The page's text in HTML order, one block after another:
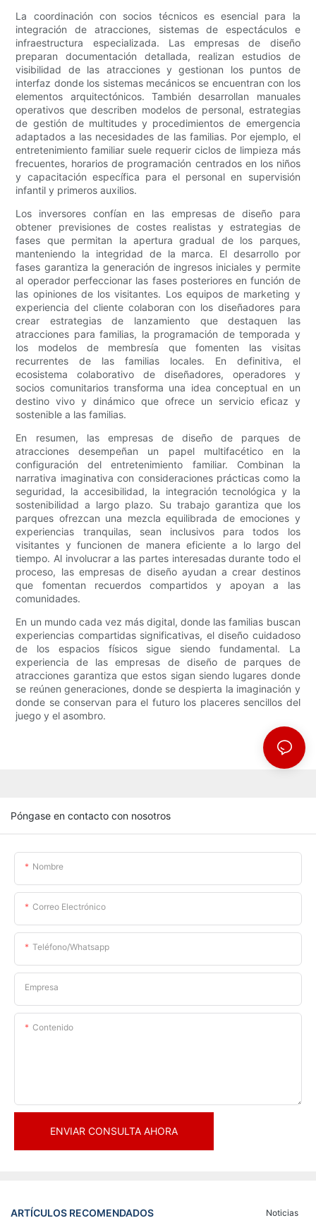
La coordinación con socios técnicos es esencial para la
integración de atracciones, sistemas de espectáculos e
infraestructura especializada. Las empresas de diseño
preparan documentación detallada, realizan estudios de
visibilidad de las atracciones y gestionan los puntos de
interfaz donde los sistemas mecánicos se encuentran con los
elementos arquitectónicos. También desarrollan manuales
operativos que describen modelos de personal, estrategias
de gestión de multitudes y procedimientos de emergencia
adaptados a las necesidades de las familias. Por ejemplo, el
entretenimiento familiar suele requerir ciclos de limpieza más
frecuentes, horarios de programación centrados en los niños
y capacitación específica para el personal en supervisión
infantil y primeros auxilios.
Los inversores confían en las empresas de diseño para
obtener previsiones de costes realistas y estrategias de
fases que permitan la apertura gradual de los parques,
manteniendo la integridad de la marca. El desarrollo por
fases garantiza la generación de ingresos iniciales y permite
al operador perfeccionar las fases posteriores en función de
las opiniones de los visitantes. Los equipos de marketing y
experiencia del cliente colaboran con los diseñadores para
crear estrategias de lanzamiento que destaquen las
atracciones para familias, la programación de temporada y
los modelos de membresía que fomenten las visitas
recurrentes de las familias locales. En definitiva, el
ecosistema colaborativo de diseñadores, operadores y
socios comunitarios transforma una idea conceptual en un
destino vivo y dinámico que ofrece un servicio eficaz y
sostenible a las familias.
En resumen, las empresas de diseño de parques de
atracciones desempeñan un papel multifacético en la
configuración del entretenimiento familiar. Combinan la
narrativa imaginativa con consideraciones prácticas como la
seguridad, la accesibilidad, la integración tecnológica y la
sostenibilidad a largo plazo. Su trabajo garantiza que los
parques ofrezcan una mezcla equilibrada de emociones y
experiencias tranquilas, sean inclusivos para todos los
visitantes y funcionen de manera eficiente a lo largo del
tiempo. Al involucrar a las partes interesadas durante todo el
proceso, las empresas de diseño ayudan a crear destinos
que fomentan recuerdos compartidos y apoyan a las
comunidades.
En un mundo cada vez más digital, donde las familias buscan
experiencias compartidas significativas, el diseño cuidadoso
de los espacios físicos sigue siendo fundamental. La
experiencia de las empresas de diseño de parques de
atracciones garantiza que estos sigan siendo lugares donde
se reúnen generaciones, donde se despierta la imaginación y
donde se conservan para el futuro los placeres sencillos del
juego y el asombro.
Póngase en contacto con nosotros
Nombre
Correo Electrónico
Teléfono/whatsapp
Empresa
Contenido
ENVIAR CONSULTA AHORA
ARTÍCULOS RECOMENDADOS Noticias